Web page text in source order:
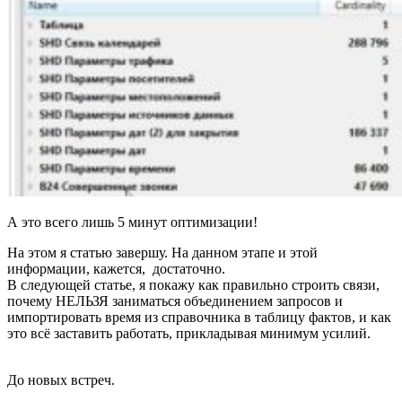
А это всего лишь 5 минут оптимизации!
На этом я статью завершу. На данном этапе и этой
информации, кажется, достаточно.
В следующей статье, я покажу как правильно строить связи,
почему НЕЛЬЗЯ заниматься объединением запросов и
импортировать время из справочника в таблицу фактов, и как
это всё заставить работать, прикладывая минимум усилий.
До новых встреч.